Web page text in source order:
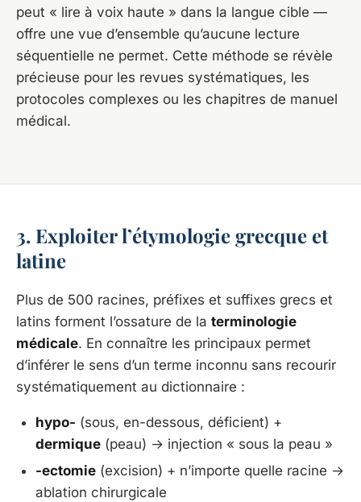
peut « lire à voix haute » dans la langue cible —
offre une vue d’ensemble qu’aucune lecture
séquentielle ne permet. Cette méthode se révèle
précieuse pour les revues systématiques, les
protocoles complexes ou les chapitres de manuel
médical.
3. Exploiter l’étymologie grecque et
latine
Plus de 500 racines, préfixes et suffixes grecs et
latins forment l’ossature de la terminologie
médicale. En connaître les principaux permet
d’inférer le sens d’un terme inconnu sans recourir
systématiquement au dictionnaire :
hypo- (sous, en-dessous, déficient) +
dermique (peau) → injection « sous la peau »
-ectomie (excision) + n’importe quelle racine →
ablation chirurgicale